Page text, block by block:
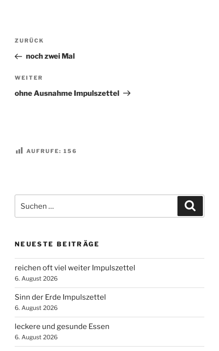
Beitragsnavigation
Vorheriger
Beitrag
ZURÜCK
noch zwei Mal
Nächster
Beitrag
WEITER
ohne Ausnahme Impulszettel
AUFRUFE: 156
nach:
NEUESTE BEITRÄGE
reichen oft viel weiter Impulszettel
6. August 2026
Sinn der Erde Impulszettel
6. August 2026
leckere und gesunde Essen
6. August 2026